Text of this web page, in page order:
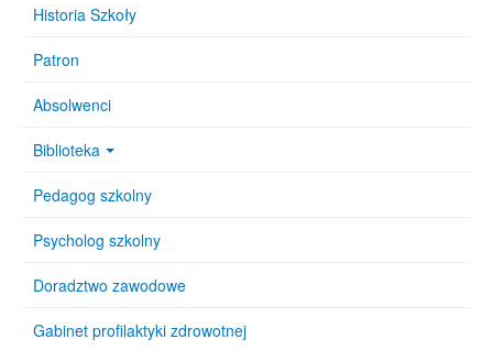
Historia Szkoły
Patron
Absolwenci
Biblioteka
Pedagog szkolny
Psycholog szkolny
Doradztwo zawodowe
Gabinet profilaktyki zdrowotnej